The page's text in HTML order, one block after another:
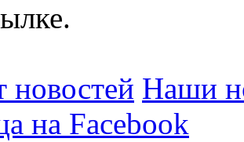
новостей Наши
на Facebook